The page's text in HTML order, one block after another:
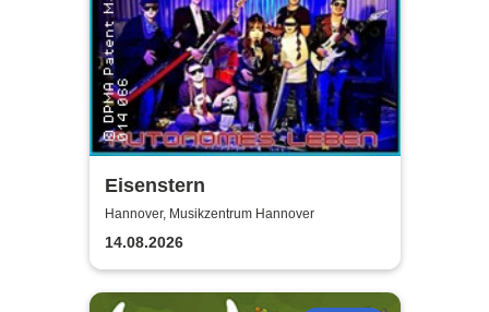
Eisenstern
Hannover, Musikzentrum Hannover
14.08.2026